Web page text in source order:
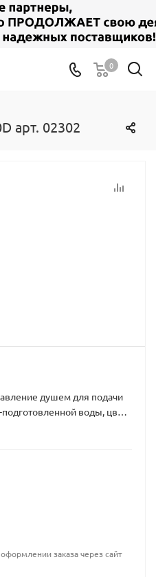
0
арт. 02302
душем для подачи
воды, цвет
металлически-чёрный,
заказа через сайт